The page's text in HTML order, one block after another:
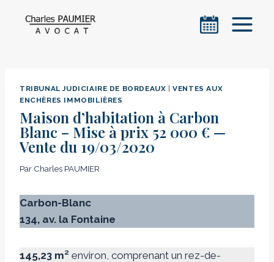
TRIBUNAL JUDICIAIRE DE BORDEAUX |VENTES AUX
ENCHÈRES IMMOBILIÈRES
Maison d’habitation à Carbon
Blanc – Mise à prix 52 000 € —
Vente du 19/03/2020
Par Charles PAUMIER
Carbon-Blanc
134, av. la Fontaine
145,23 m² environ, comprenant un rez-de-